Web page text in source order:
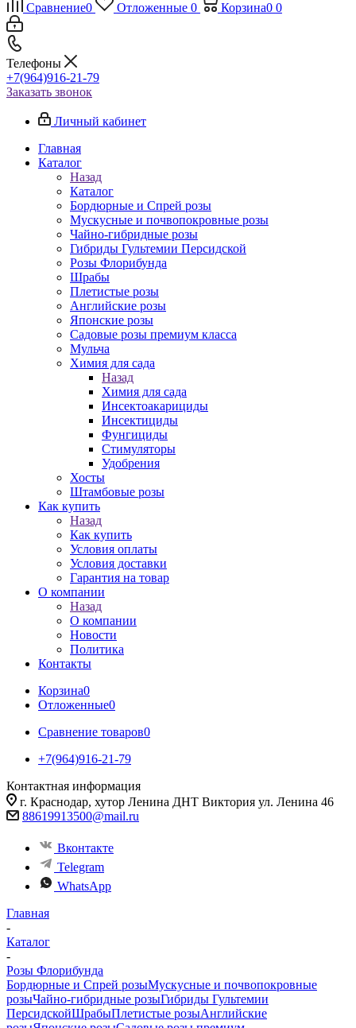
Сравнение0 Отложенные 0 Корзина0 0
Телефоны
+7(964)916-21-79
Заказать звонок
Личный кабинет
Главная
Каталог
Назад
Каталог
Бордюрные и Спрей розы
Мускусные и почвопокровные розы
Чайно-гибридные розы
Гибриды Гультемии Персидской
Розы Флорибунда
Шрабы
Плетистые розы
Английские розы
Японские розы
Садовые розы премиум класса
Мульча
Химия для сада
Назад
Химия для сада
Инсектоакарициды
Инсектициды
Фунгициды
Стимуляторы
Удобрения
Хосты
Штамбовые розы
Как купить
Назад
Как купить
Условия оплаты
Условия доставки
Гарантия на товар
О компании
Назад
О компании
Новости
Политика
Контакты
Корзина0
Отложенные0
Сравнение товаров0
+7(964)916-21-79
Контактная информация
г. Краснодар, хутор Ленина ДНТ Виктория ул. Ленина 46
88619913500@mail.ru
Вконтакте
Telegram
WhatsApp
Главная
-
Каталог
-
Розы Флорибунда
Бордюрные и Спрей розыМускусные и почвопокровные
розыЧайно-гибридные розыГибриды Гультемии
ПерсидскойШрабыПлетистые розыАнглийские